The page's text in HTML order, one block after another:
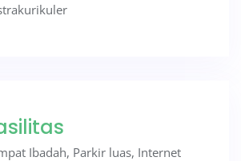
Ibadah, Parkir luas, Internet